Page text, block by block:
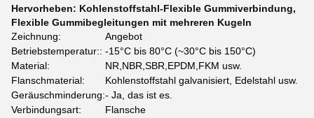
Hervorheben: Kohlenstoffstahl-Flexible Gummiverbindung,
Flexible Gummibegleitungen mit mehreren Kugeln
Zeichnung:
Angebot
Betriebstemperatur:: -15°C bis 80°C (~30°C bis 150°C)
Material:
NR,NBR,SBR,EPDM,FKM usw.
Flanschmaterial:
Kohlenstoffstahl galvanisiert, Edelstahl usw.
Geräuschminderung:- Ja, das ist es.
Verbindungsart:
Flansche